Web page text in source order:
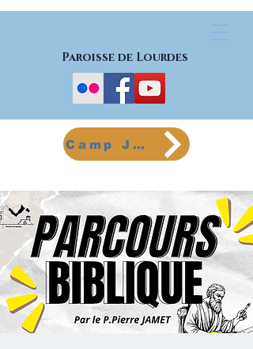
Paroisse de Lourdes
Camp Jeunes